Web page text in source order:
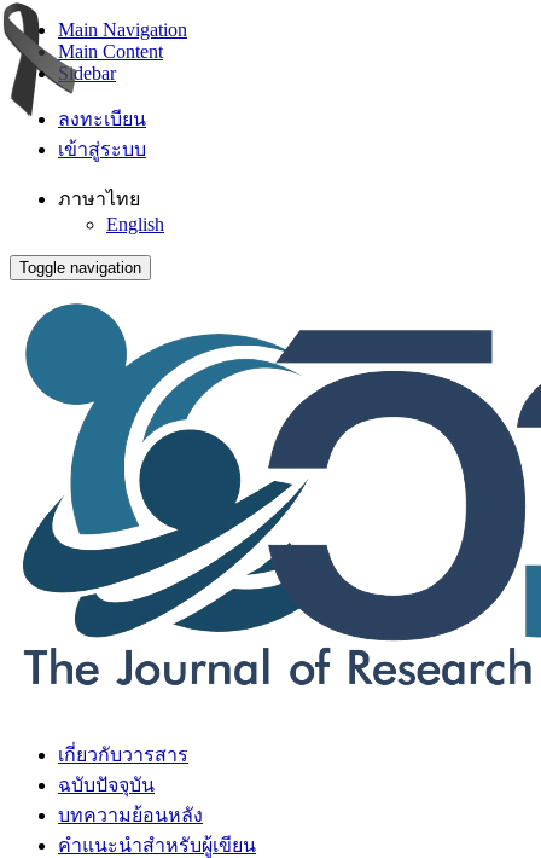
Main Navigation
Main Content
Sidebar
ลงทะเบียน
เข้าสู่ระบบ
ภาษาไทย
English
Toggle navigation
เกี่ยวกับวารสาร
ฉบับปัจจุบัน
บทความย้อนหลัง
คำแนะนำสำหรับผู้เขียน